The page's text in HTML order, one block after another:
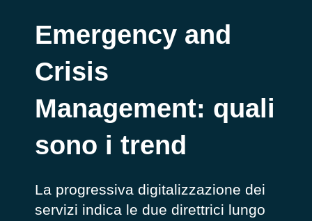
Emergency and
Crisis
Management: quali
sono i trend
La progressiva digitalizzazione dei
servizi indica le due direttrici lungo